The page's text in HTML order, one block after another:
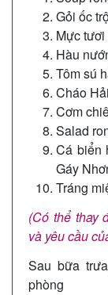
Gỏi ốc
Mực
Hàu
Tôm sú
Cháo
Cơm
Salad
Cá biển
Gáy
Tráng
(Có thể thay
và yêu cầu
Sau bữa
phòng